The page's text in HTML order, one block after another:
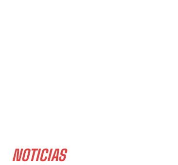
NOTICIAS